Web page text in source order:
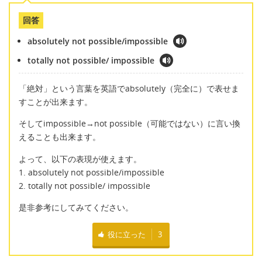
回答
absolutely not possible/impossible
totally not possible/ impossible
「絶対」という言葉を英語でabsolutely（完全に）で表せま
すことが出来ます。
そしてimpossible→not possible（可能ではない）に言い換
えることも出来ます。
よって、以下の表現が使えます。
1. absolutely not possible/impossible
2. totally not possible/ impossible
是非参考にしてみてください。
役に立った 3